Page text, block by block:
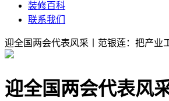
装修百科
联系我们
迎全国两会代表风采丨范银莲：把产业
迎全国两会代表风